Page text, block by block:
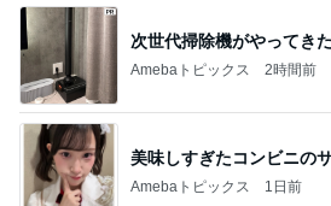
次世代掃除機がやってき
Amebaトピックス 2時間前
美味しすぎたコンビニの
Amebaトピックス 1日前